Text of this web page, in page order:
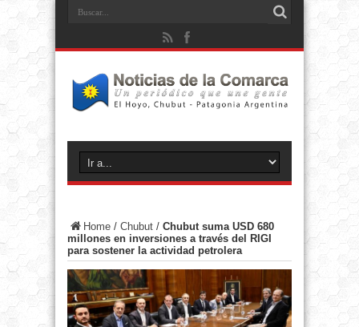
Home / Chubut / Chubut suma USD 680
millones en inversiones a través del RIGI
para sostener la actividad petrolera